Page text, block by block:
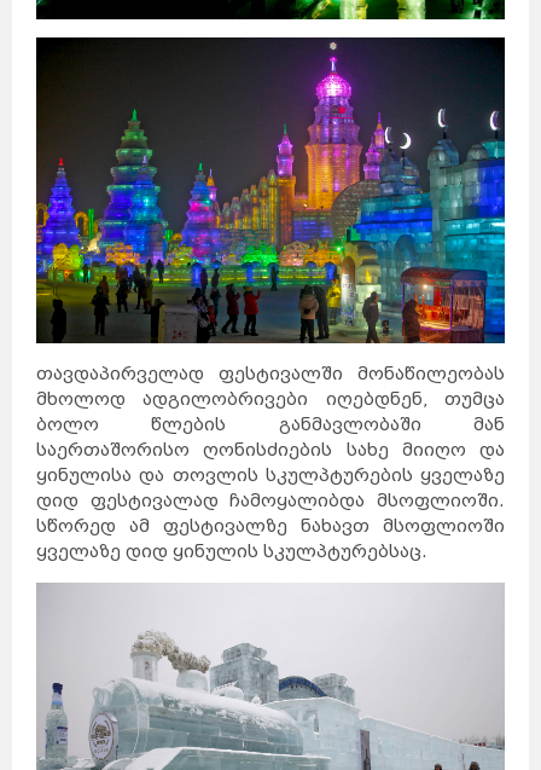
თავდაპირველად ფესტივალში მონაწილეობას
მხოლოდ ადგილობრივები იღებდნენ, თუმცა
ბოლო წლების განმავლობაში მან
საერთაშორისო ღონისძიების სახე მიიღო და
ყინულისა და თოვლის სკულპტურების ყველაზე
დიდ ფესტივალად ჩამოყალიბდა მსოფლიოში.
სწორედ ამ ფესტივალზე ნახავთ მსოფლიოში
ყველაზე დიდ ყინულის სკულპტურებსაც.